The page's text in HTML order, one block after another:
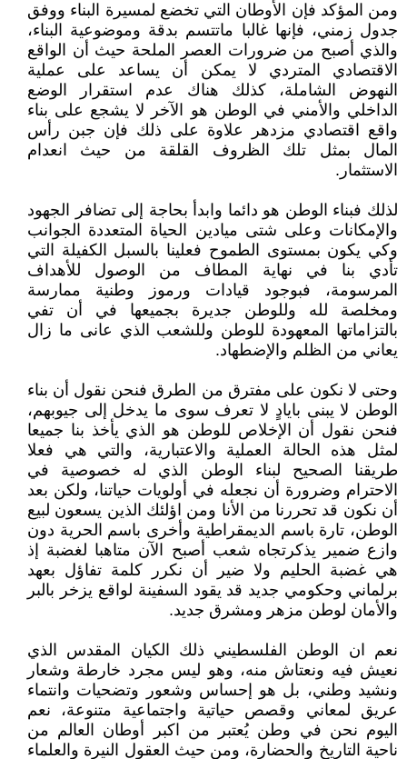
ومن المؤكد فإن الأوطان التي تخضع لمسيرة البناء ووفق
جدول زمني، فإنها غالبا ماتتسم بدقة وموضوعية البناء،
والذي أصبح من ضرورات العصر الملحة حيث أن الواقع
الاقتصادي المتردي لا يمكن أن يساعد على عملية
النهوض الشاملة، كذلك هناك عدم استقرار الوضع
الداخلي والأمني في الوطن هو الآخر لا يشجع على بناء
واقع اقتصادي مزدهر علاوة على ذلك فإن جبن رأس
المال بمثل تلك الظروف القلقة من حيث انعدام
الاستثمار.
لذلك فبناء الوطن هو دائما وابدأ بحاجة إلى تضافر الجهود
والإمكانات وعلى شتى ميادين الحياة المتعددة الجوانب
وكي يكون بمستوى الطموح فعلينا بالسبل الكفيلة التي
تأدي بنا في نهاية المطاف من الوصول للأهداف
المرسومة، فبوجود قيادات ورموز وطنية ممارسة
ومخلصة لله وللوطن جديرة بجميعها في أن تفي
بالتزاماتها المعهودة للوطن وللشعب الذي عانى ما زال
يعاني من الظلم والإضطهاد.
وحتى لا نكون على مفترق من الطرق فنحن نقول أن بناء
الوطن لا يبنى بايادٍ لا تعرف سوى ما يدخل إلى جيوبهم،
فنحن نقول أن الإخلاص للوطن هو الذي يأخذ بنا جميعا
لمثل هذه الحالة العملية والاعتبارية، والتي هي فعلا
طريقنا الصحيح لبناء الوطن الذي له خصوصية في
الاحترام وضرورة أن نجعله في أولويات حياتنا، ولكن بعد
أن نكون قد تحررنا من الأنا ومن اؤلئك الذين يسعون لبيع
الوطن، تارة باسم الديمقراطية وأخرى باسم الحرية دون
وازع ضمير يذكرتجاه شعب أصبح الآن متاهبا لغضبة إذ
هي غضبة الحليم ولا ضير أن نكرر كلمة تفاؤل بعهد
برلماني وحكومي جديد قد يقود السفينة لواقع يزخر بالبر
والأمان لوطن مزهر ومشرق جديد.
نعم ان الوطن الفلسطيني ذلك الكيان المقدس الذي
نعيش فيه ونعتاش منه، وهو ليس مجرد خارطة وشعار
ونشيد وطني، بل هو إحساس وشعور وتضحيات وانتماء
عريق لمعاني وقصص حياتية واجتماعية متنوعة، نعم
اليوم نحن في وطن يُعتبر من اكبر أوطان العالم من
ناحية التاريخ والحضارة، ومن حيث العقول النيرة والعلماء